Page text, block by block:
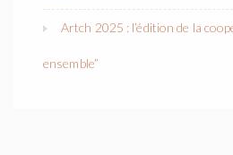
Artch 2025 : l’édition de la
ensemble”